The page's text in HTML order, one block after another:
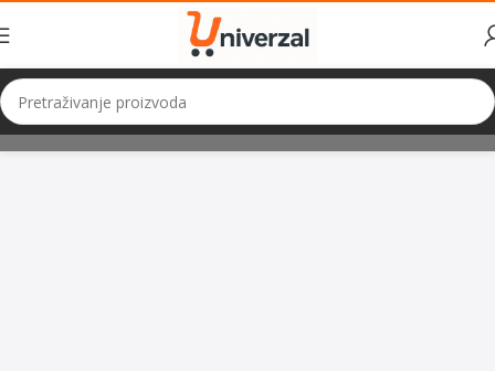
Početna Hladjenje i Grijanje Klime Inverter